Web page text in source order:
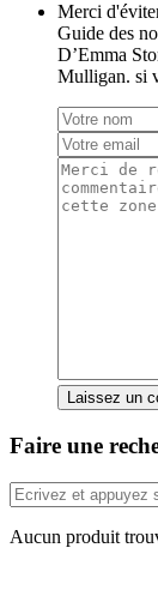
Merci
Guide des
D’Emma
Mulligan. si
Laissez un
Faire une
Aucun produit